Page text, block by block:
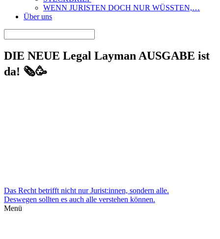
WENN JURISTEN DOCH NUR WÜSSTEN,…
Über uns
DIE NEUE Legal Layman AUSGABE ist
da! 🗞️🥳
Das Recht betrifft nicht nur Jurist:innen, sondern alle.
Deswegen sollten es auch alle verstehen können.
Menü